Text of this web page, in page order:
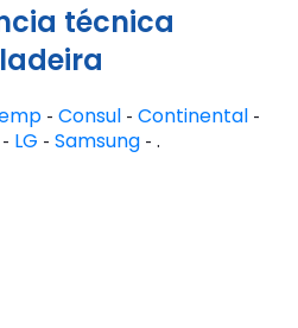
técnica
- Consul - Continental -
LG - Samsung- .